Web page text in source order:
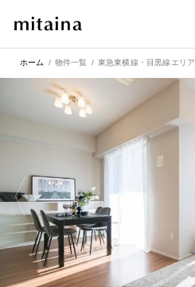
ホーム 物件一覧 東急東横線・目黒線エリア